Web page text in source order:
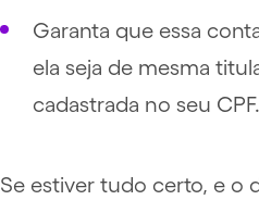
Garanta que essa
ela seja de mesma
cadastrada no seu CPF.
Se estiver tudo certo, e o